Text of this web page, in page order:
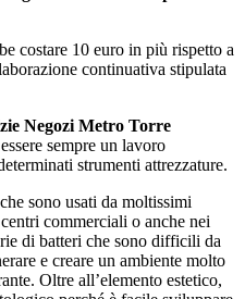
costare 10 euro in più rispetto a
continuativa stipulata
Negozi Metro Torre
sempre un lavoro
strumenti attrezzature.
sono usati da moltissimi
commerciali o anche nei
di batteri che sono difficili da
e creare un ambiente molto
Oltre all’elemento estetico,